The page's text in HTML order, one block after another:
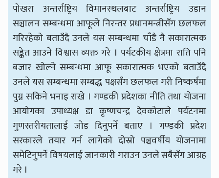
पोखरा अन्तर्राष्ट्रिय विमानस्थलबाट अन्तर्राष्ट्रिय उडान
सञ्चालन सम्बन्धमा आफूले निरन्तर प्रधानमन्त्रीसँग छलफल
गरिरहेको बताउँदै उनले यस सम्बन्धमा चाँडै नै सकारात्मक
सङ्केत आउने विश्वास व्यक्त गरे । पर्यटकीय क्षेत्रमा राति पनि
बजार खोल्ने सम्बन्धमा आफू सकारात्मक भएको बताउँदै
उनले यस सम्बन्धमा सम्बद्ध पक्षसँग छलफल गरी निष्कर्षमा
पुग्न सकिने भनाइ राखे । गण्डकी प्रदेशका नीति तथा योजना
आयोगका उपाध्यक्ष डा कृष्णचन्द्र देवकोटाले पर्यटनमा
गुणस्तरीयतालाई जोड दिनुपर्ने बताए । गण्डकी प्रदेश
सरकारले तयार गर्न लागेको दोस्रो पञ्चवर्षीय योजनामा
समेटिनुपर्ने विषयलाई जानकारी गराउन उनले सबैसँग आग्रह
गरे ।